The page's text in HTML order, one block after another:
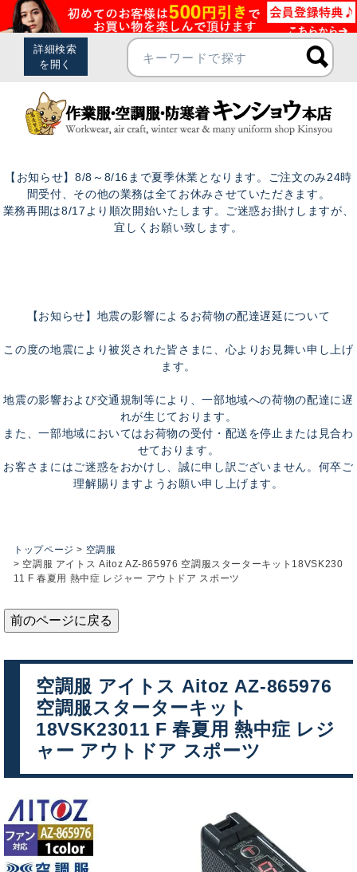
【お知らせ】8/8～8/16まで夏季休業となります。ご注文のみ24時
間受付、その他の業務は全てお休みさせていただきます。
業務再開は8/17より順次開始いたします。ご迷惑お掛けしますが、
宜しくお願い致します。
【お知らせ】地震の影響によるお荷物の配達遅延について
この度の地震により被災された皆さまに、心よりお見舞い申し上げ
ます。
地震の影響および交通規制等により、一部地域への荷物の配達に遅
れが生じております。
また、一部地域においてはお荷物の受付・配送を停止または見合わ
せております。
お客さまにはご迷惑をおかけし、誠に申し訳ございません。何卒ご
理解賜りますようお願い申し上げます。
トップページ
空調服
空調服 アイトス Aitoz AZ-865976 空調服スターターキット18VSK230
11 F 春夏用 熱中症 レジャー アウトドア スポーツ
前のページに戻る
空調服 アイトス Aitoz AZ-865976
空調服スターターキット
18VSK23011 F 春夏用 熱中症 レジ
ャー アウトドア スポーツ